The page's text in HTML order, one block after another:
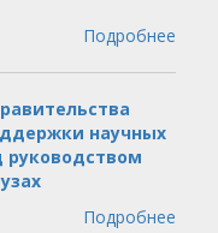
Подробнее
научных
Подробнее